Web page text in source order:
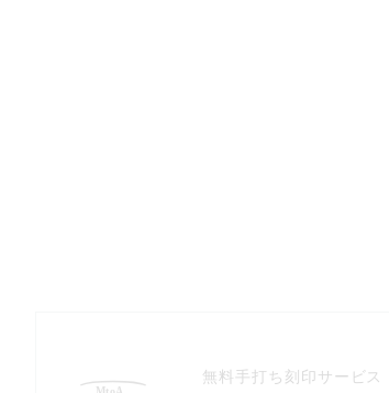
無料手打ち刻印サービス